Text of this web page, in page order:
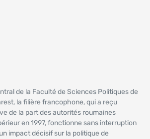
de la Faculté de Sciences Politiques de
la filière francophone, qui a reçu
de la part des autorités roumaines
en 1997, fonctionne sans interruption
impact décisif sur la politique de